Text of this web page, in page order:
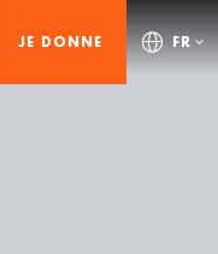
JE DONNE FR